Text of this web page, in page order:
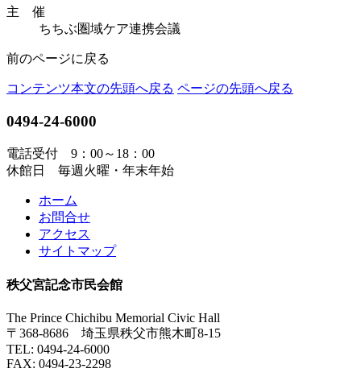
主 催
ちちぶ圏域ケア連携会議
前のページに戻る
コンテンツ本文の先頭へ戻る ページの先頭へ戻る
0494-24-6000
電話受付 9：00～18：00
休館日 毎週火曜・年末年始
ホーム
お問合せ
アクセス
サイトマップ
秩父宮記念市民会館
The Prince Chichibu Memorial Civic Hall
〒368-8686 埼玉県秩父市熊木町8-15
TEL: 0494-24-6000
FAX: 0494-23-2298